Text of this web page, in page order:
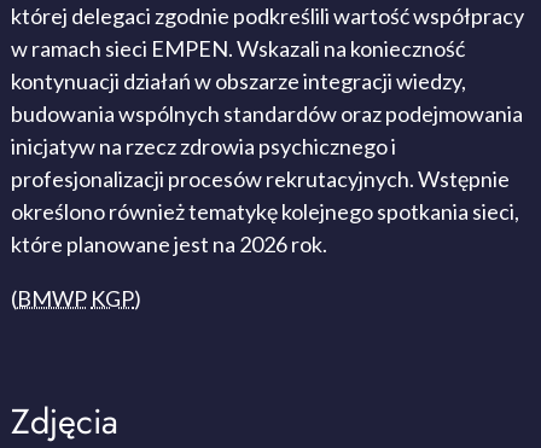
której delegaci zgodnie podkreślili wartość współpracy
w ramach sieci EMPEN. Wskazali na konieczność
kontynuacji działań w obszarze integracji wiedzy,
budowania wspólnych standardów oraz podejmowania
inicjatyw na rzecz zdrowia psychicznego i
profesjonalizacji procesów rekrutacyjnych. Wstępnie
określono również tematykę kolejnego spotkania sieci,
które planowane jest na 2026 rok.
(BMWP KGP)
Zdjęcia